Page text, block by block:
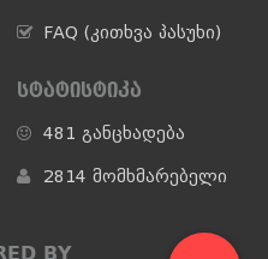
FAQ (კითხვა პასუხი)
ᲡᲢᲐᲢᲘᲡᲢᲘᲙᲐ
481 განცხადება
2814 მომხმარებელი
BY